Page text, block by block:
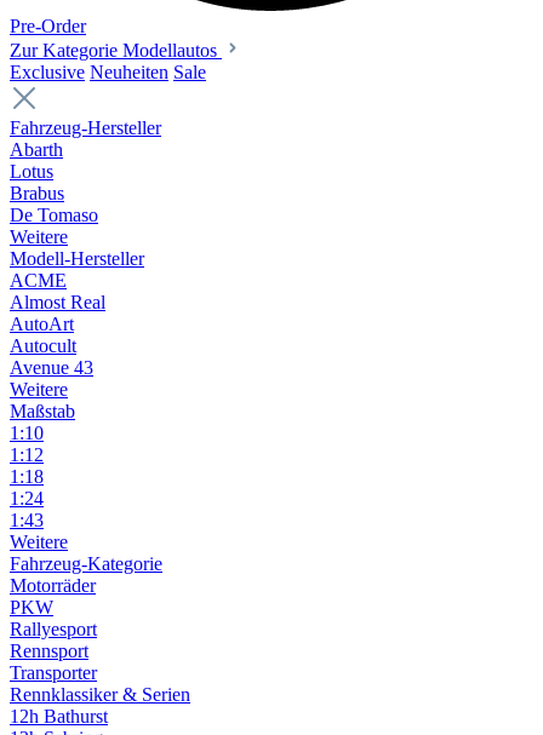
Pre-Order
Zur Kategorie Modellautos
Exclusive Neuheiten Sale
Fahrzeug-Hersteller
Abarth
Lotus
Brabus
De Tomaso
Weitere
Modell-Hersteller
ACME
Almost Real
AutoArt
Autocult
Avenue 43
Weitere
Maßstab
1:10
1:12
1:18
1:24
1:43
Weitere
Fahrzeug-Kategorie
Motorräder
PKW
Rallyesport
Rennsport
Transporter
Rennklassiker & Serien
12h Bathurst